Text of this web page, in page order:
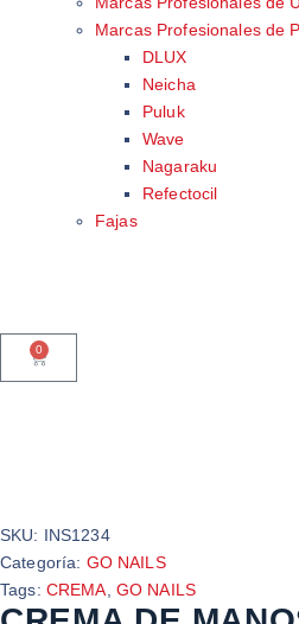
Marcas Profesionales de
DLUX
Neicha
Puluk
Wave
Nagaraku
Refectocil
Fajas
0
SKU: INS1234
Categoría: GO NAILS
Tags: CREMA GO NAILS